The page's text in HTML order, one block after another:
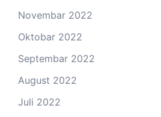
Novembar 2022
Oktobar 2022
Septembar 2022
August 2022
Juli 2022